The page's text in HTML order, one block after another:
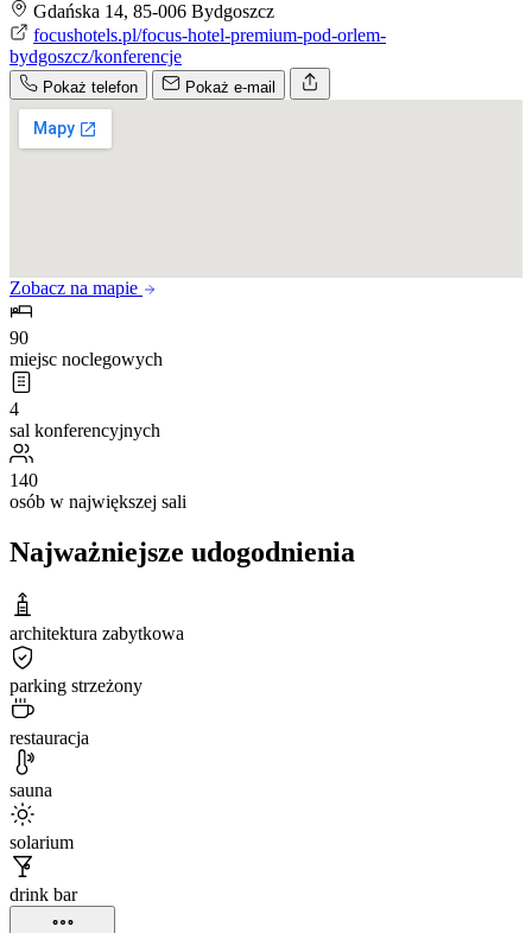
Gdańska 14, 85-006 Bydgoszcz
focushotels.pl/focus-hotel-premium-pod-orlem-
bydgoszcz/konferencje
Pokaż telefon Pokaż e-mail
Zobacz na mapie
90
miejsc noclegowych
4
sal konferencyjnych
140
osób w największej sali
Najważniejsze udogodnienia
architektura zabytkowa
parking strzeżony
restauracja
sauna
solarium
drink bar